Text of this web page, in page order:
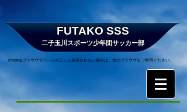
FUTAKO SSS
二子玉川スポーツ少年団サッカー部
chromeブラウザでページが正しく表示されない場合は、他のブラウザをご利用ください。